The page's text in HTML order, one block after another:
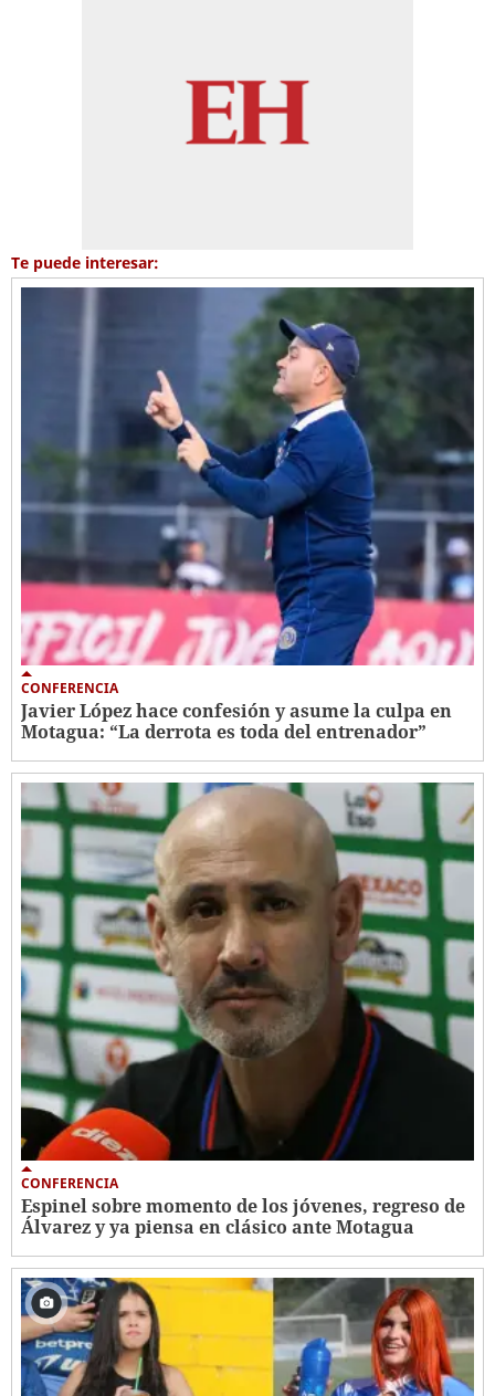
Te puede interesar:
CONFERENCIA
Javier López hace confesión y asume la culpa en
Motagua: “La derrota es toda del entrenador”
CONFERENCIA
Espinel sobre momento de los jóvenes, regreso de
Álvarez y ya piensa en clásico ante Motagua